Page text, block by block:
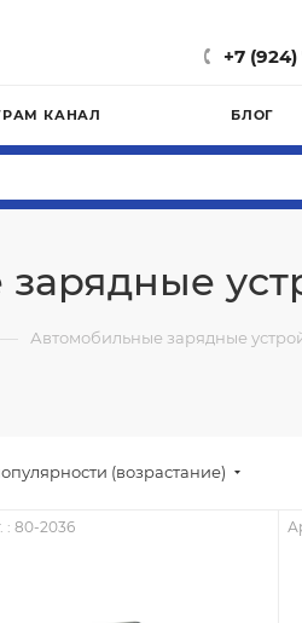
+7
КАНАЛ БЛОГ
— Автомобильные зарядные
(возрастание)
: 80-2036